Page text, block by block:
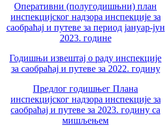
Оперативни (полугодишњни) план
инспекцијског надзора инспекције за
саобраћај и путеве за период јануар-јун
2023. године
Годишњи извештај о раду инспекције
за саобраћај и путеве за 2022. годину
Предлог годишњег Плана
инспекцијског надзора инспекције за
саобраћај и путеве за 2023. годину са
мишљењем